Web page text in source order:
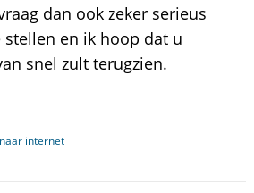
dan ook zeker serieus
en ik hoop dat u
snel zult terugzien.
internet